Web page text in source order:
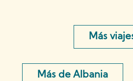
Más
Más de Albania